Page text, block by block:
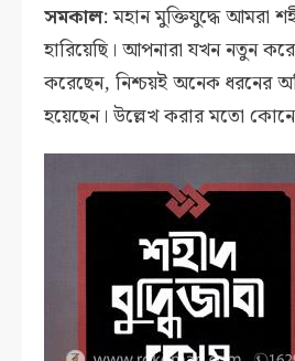
সমকাল: মহান মুক্তিযুদ্ধে আমরা
হারিয়েছি। আপনারা যখন নতুন
করেছেন, নিশ্চয়ই অনেক ধরনের
হয়েছেন। উল্লেখ করার মতো